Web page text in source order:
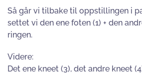
Så går vi tilbake til oppstillingen i
settet vi den ene foten (1) + den
ringen.
Videre:
Det ene kneet (3), det andre kneet